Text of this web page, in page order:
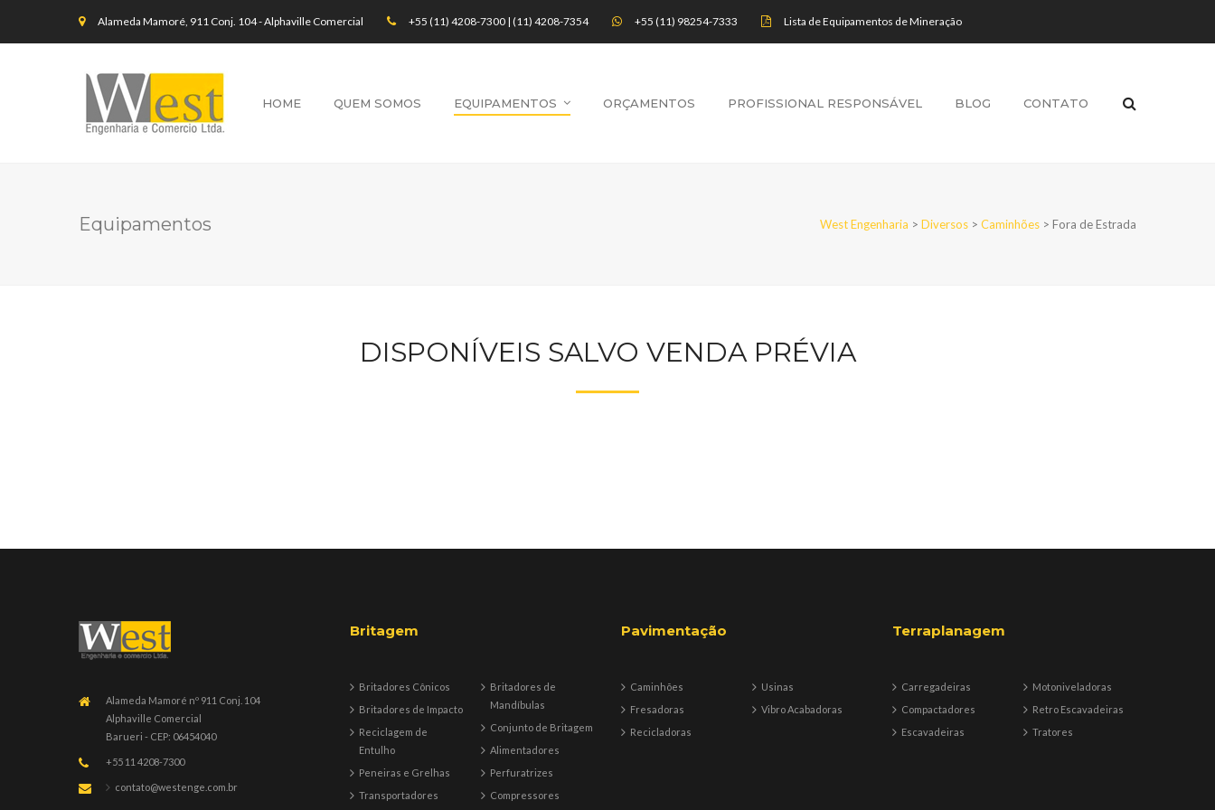
Alameda Mamoré, 911 Conj. 104 - Alphaville Comercial +55 (11) 4208-7300 | (11) 4208-7354 +55 (11) 98254-7333 Lista de Equipamentos de Mineração
HOME QUEM SOMOS EQUIPAMENTOS ORÇAMENTOS PROFISSIONAL RESPONSÁVEL BLOG CONTATO
Equipamentos West Engenharia > Diversos > Caminhões > Fora de Estrada
DISPONÍVEIS SALVO VENDA PRÉVIA
Alameda Mamoré nº 911 Conj. 104
Alphaville Comercial
Barueri - CEP: 06454040
+55 11 4208-7300
contato@westenge.com.br
Britagem
Britadores Cônicos
Britadores de Impacto
Reciclagem de
Entulho
Peneiras e Grelhas
Transportadores
Britadores de
Mandíbulas
Conjunto de Britagem
Alimentadores
Perfuratrizes
Compressores
Pavimentação
Caminhões
Fresadoras
Recicladoras
Usinas
Vibro Acabadoras
Terraplanagem
Carregadeiras
Compactadores
Escavadeiras
Motoniveladoras
Retro Escavadeiras
Tratores